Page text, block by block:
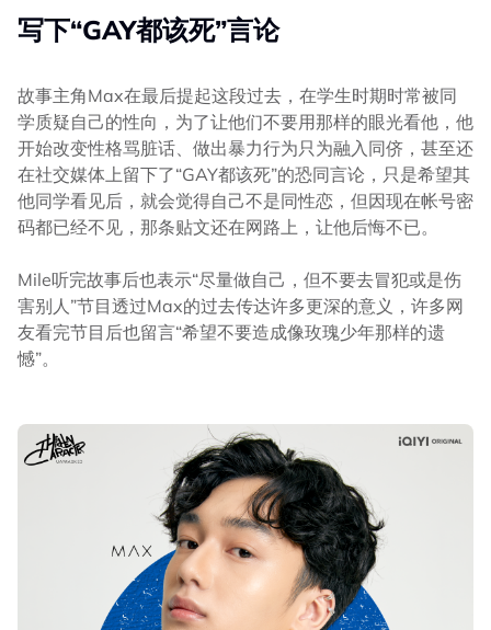
写下“GAY都该死”言论
故事主角Max在最后提起这段过去，在学生时期时常被同
学质疑自己的性向，为了让他们不要用那样的眼光看他，他
开始改变性格骂脏话、做出暴力行为只为融入同侪，甚至还
在社交媒体上留下了“GAY都该死”的恐同言论，只是希望其
他同学看见后，就会觉得自己不是同性恋，但因现在帐号密
码都已经不见，那条贴文还在网路上，让他后悔不已。
Mile听完故事后也表示“尽量做自己，但不要去冒犯或是伤
害别人”节目透过Max的过去传达许多更深的意义，许多网
友看完节目后也留言“希望不要造成像玫瑰少年那样的遗
憾”。